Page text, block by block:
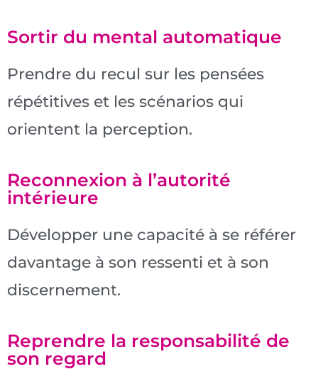
Sortir du mental automatique
Prendre du recul sur les pensées
répétitives et les scénarios qui
orientent la perception.
Reconnexion à l’autorité
intérieure
Développer une capacité à se référer
davantage à son ressenti et à son
discernement.
Reprendre la responsabilité de
son regard